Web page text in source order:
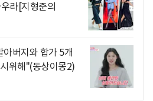
라[지형준의
버지와 합가 5개
위해"(동상이몽2)